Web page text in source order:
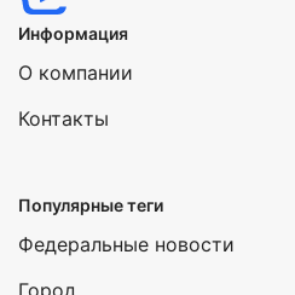
Информация
О компании
Контакты
Популярные теги
Федеральные новости
Город